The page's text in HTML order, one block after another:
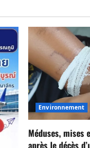
Environnement
Méduses, mises
après le décès